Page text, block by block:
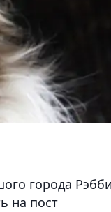
города
на пост